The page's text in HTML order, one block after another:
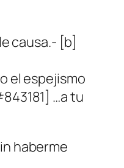
causa.- [b]
el espejismo
…a tu
haberme